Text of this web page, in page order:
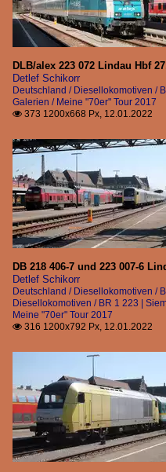
DLB/alex 223 072 Lindau Hbf
Detlef Schikorr
Deutschland / Diesellokomotiven /
Galerien / Meine "70er" Tour 2017
 373 1200x668 Px, 12.01.2022
DB 218 406-7 und 223 007-6
Detlef Schikorr
Deutschland / Diesellokomotiven /
Diesellokomotiven / BR 1 223 |
Meine "70er" Tour 2017
 316 1200x792 Px, 12.01.2022